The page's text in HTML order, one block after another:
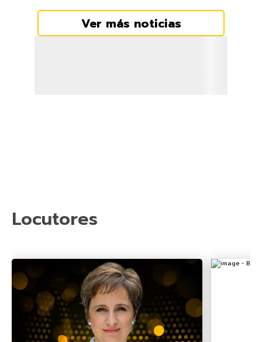
Ver más noticias
Locutores